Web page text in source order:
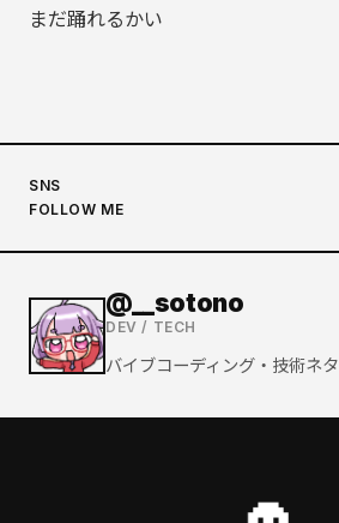
まだ踊れるかい
SNS
FOLLOW ME
@__sotono
DEV / TECH
バイブコーディング・技術ネタ